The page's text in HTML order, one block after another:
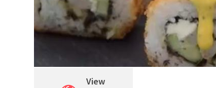
View